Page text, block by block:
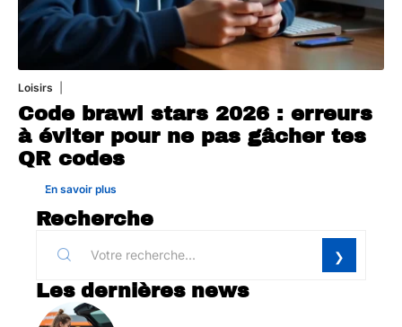
Loisirs
Code brawl stars 2026 : erreurs
à éviter pour ne pas gâcher tes
QR codes
En savoir plus
Recherche
Les dernières news